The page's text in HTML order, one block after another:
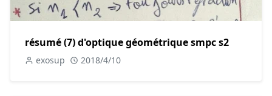
résumé (7) d'optique géométrique smpc s2
exosup 2018/4/10